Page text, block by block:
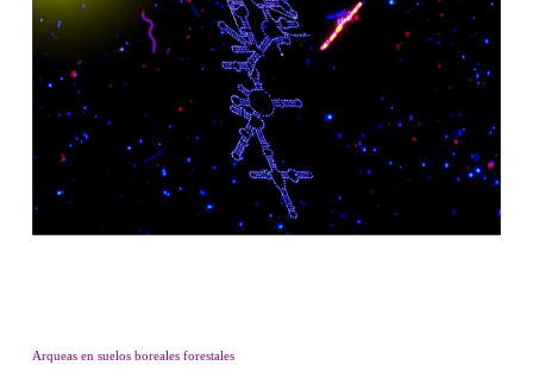
Arqueas en suelos boreales forestales